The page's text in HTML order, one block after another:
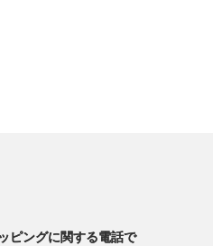
ピングに関する電話で